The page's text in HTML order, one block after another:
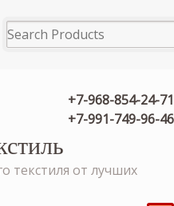
+7-968-854-24-71
+7-991-749-96-46
текстиля от лучших